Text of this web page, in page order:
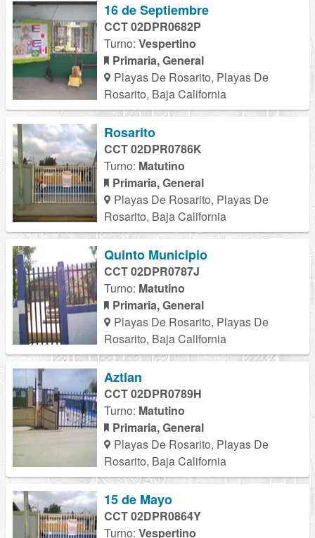
16 de Septiembre
CCT 02DPR0682P
Turno: Vespertino
Primaria, General
Playas De Rosarito, Playas De
Rosarito, Baja California
Rosarito
CCT 02DPR0786K
Turno: Matutino
Primaria, General
Playas De Rosarito, Playas De
Rosarito, Baja California
Quinto Municipio
CCT 02DPR0787J
Turno: Matutino
Primaria, General
Playas De Rosarito, Playas De
Rosarito, Baja California
Aztlan
CCT 02DPR0789H
Turno: Matutino
Primaria, General
Playas De Rosarito, Playas De
Rosarito, Baja California
15 de Mayo
CCT 02DPR0864Y
Turno: Vespertino